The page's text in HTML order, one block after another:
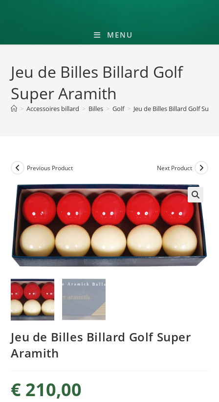
MENU
Jeu de Billes Billard Golf
Super Aramith
> Accessoires billard > Billes > Golf > Jeu de Billes Billard Golf
Previous Product Next Product
Jeu de Billes Billard Golf Super
Aramith
€ 210,00